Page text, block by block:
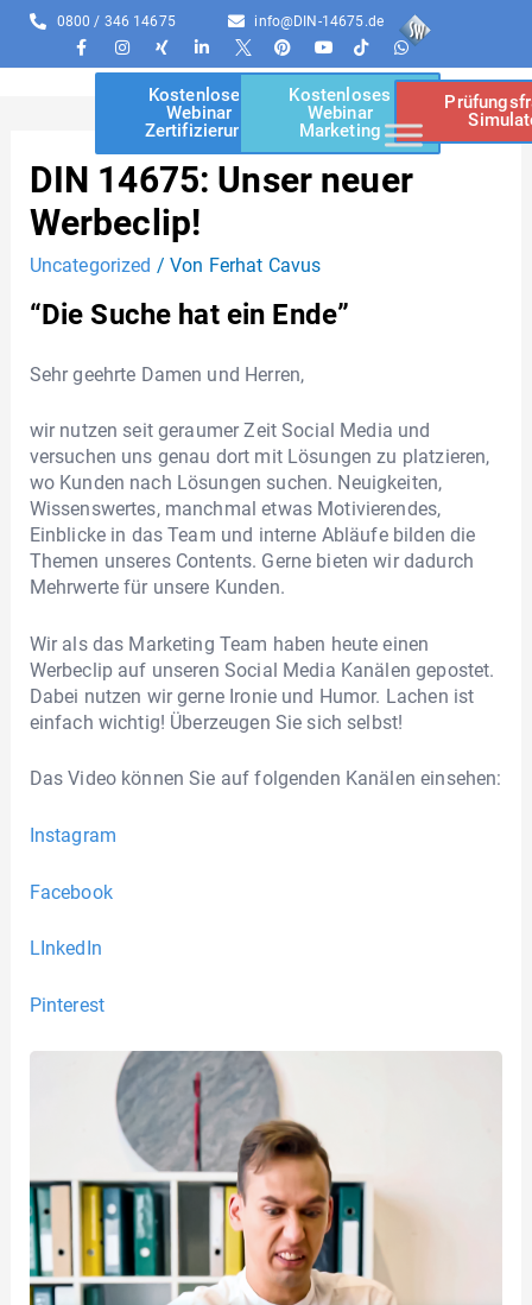
0800 / 346 14675 info@DIN-14675.de
Kostenloses
Webinar
Zertifizierung
Kostenloses
Webinar
Marketing
DIN 14675: Unser neuer
Werbeclip!
Uncategorized / Von Ferhat Cavus
“Die Suche hat ein Ende”
Sehr geehrte Damen und Herren,
wir nutzen seit geraumer Zeit Social Media und
versuchen uns genau dort mit Lösungen zu platzieren,
wo Kunden nach Lösungen suchen. Neuigkeiten,
Wissenswertes, manchmal etwas Motivierendes,
Einblicke in das Team und interne Abläufe bilden die
Themen unseres Contents. Gerne bieten wir dadurch
Mehrwerte für unsere Kunden.
Wir als das Marketing Team haben heute einen
Werbeclip auf unseren Social Media Kanälen gepostet.
Dabei nutzen wir gerne Ironie und Humor. Lachen ist
einfach wichtig! Überzeugen Sie sich selbst!
Das Video können Sie auf folgenden Kanälen einsehen:
Instagram
Facebook
LInkedIn
Pinterest